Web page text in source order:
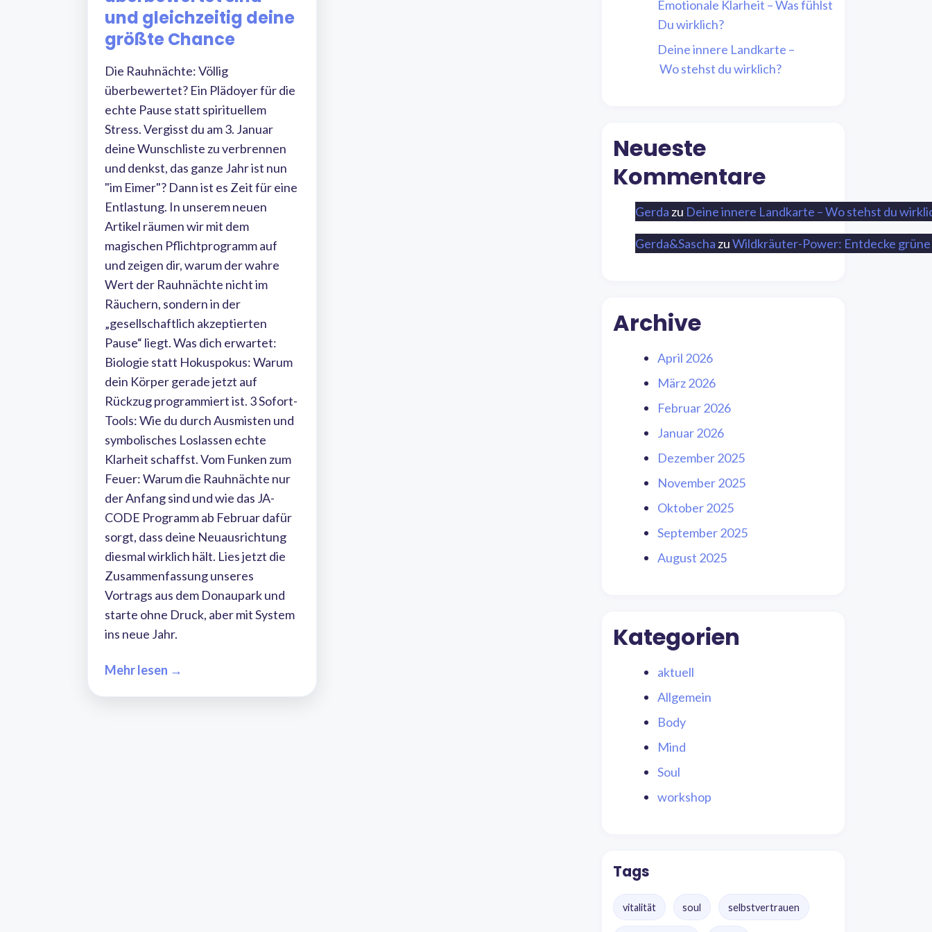
und gleichzeitig deine
größte Chance
Die Rauhnächte: Völlig
überbewertet? Ein Plädoyer für die
echte Pause statt spirituellem
Stress. Vergisst du am 3. Januar
deine Wunschliste zu verbrennen
und denkst, das ganze Jahr ist nun
"im Eimer"? Dann ist es Zeit für eine
Entlastung. In unserem neuen
Artikel räumen wir mit dem
magischen Pflichtprogramm auf
und zeigen dir, warum der wahre
Wert der Rauhnächte nicht im
Räuchern, sondern in der
„gesellschaftlich akzeptierten
Pause“ liegt. Was dich erwartet:
Biologie statt Hokuspokus: Warum
dein Körper gerade jetzt auf
Rückzug programmiert ist. 3 Sofort-
Tools: Wie du durch Ausmisten und
symbolisches Loslassen echte
Klarheit schaffst. Vom Funken zum
Feuer: Warum die Rauhnächte nur
der Anfang sind und wie das JA-
CODE Programm ab Februar dafür
sorgt, dass deine Neuausrichtung
diesmal wirklich hält. Lies jetzt die
Zusammenfassung unseres
Vortrags aus dem Donaupark und
starte ohne Druck, aber mit System
ins neue Jahr.
Mehr lesen →
Emotionale Klarheit – Was fühlst
Du wirklich?
Deine innere Landkarte –
Wo stehst du wirklich?
Neueste
Kommentare
Gerda zu Deine innere Landkarte – Wo stehst du
Gerda&Sascha zuWildkräuter-Power: Entdecke
Archive
April 2026
März 2026
Februar 2026
Januar 2026
Dezember 2025
November 2025
Oktober 2025
September 2025
August 2025
Kategorien
aktuell
Allgemein
Body
Mind
Soul
workshop
Tags
vitalität soul selbstvertrauen